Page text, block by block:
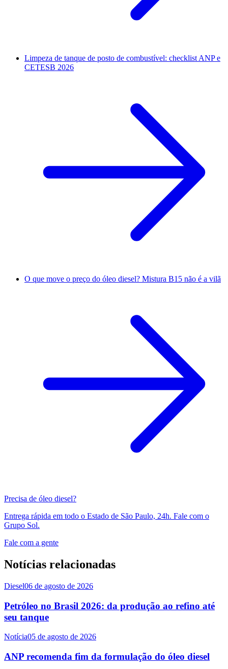
Limpeza de tanque de posto de combustível: checklist ANP e
CETESB 2026
O que move o preço do óleo diesel? Mistura B15 não é a vilã
Precisa de óleo diesel?
Entrega rápida em todo o Estado de São Paulo, 24h. Fale com o
Grupo Sol.
Fale com a gente
Notícias relacionadas
Diesel06 de agosto de 2026
Petróleo no Brasil 2026: da produção ao refino até
seu tanque
Notícia05 de agosto de 2026
ANP recomenda fim da formulação do óleo diesel